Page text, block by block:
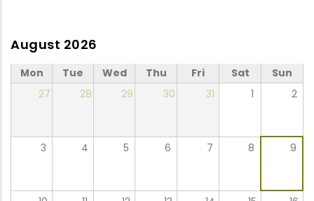
August 2026
Mon Tue Wed Thu Fri Sat
Sun
27
28 29 30 31 1 2
3 4 5 6 7 8 9